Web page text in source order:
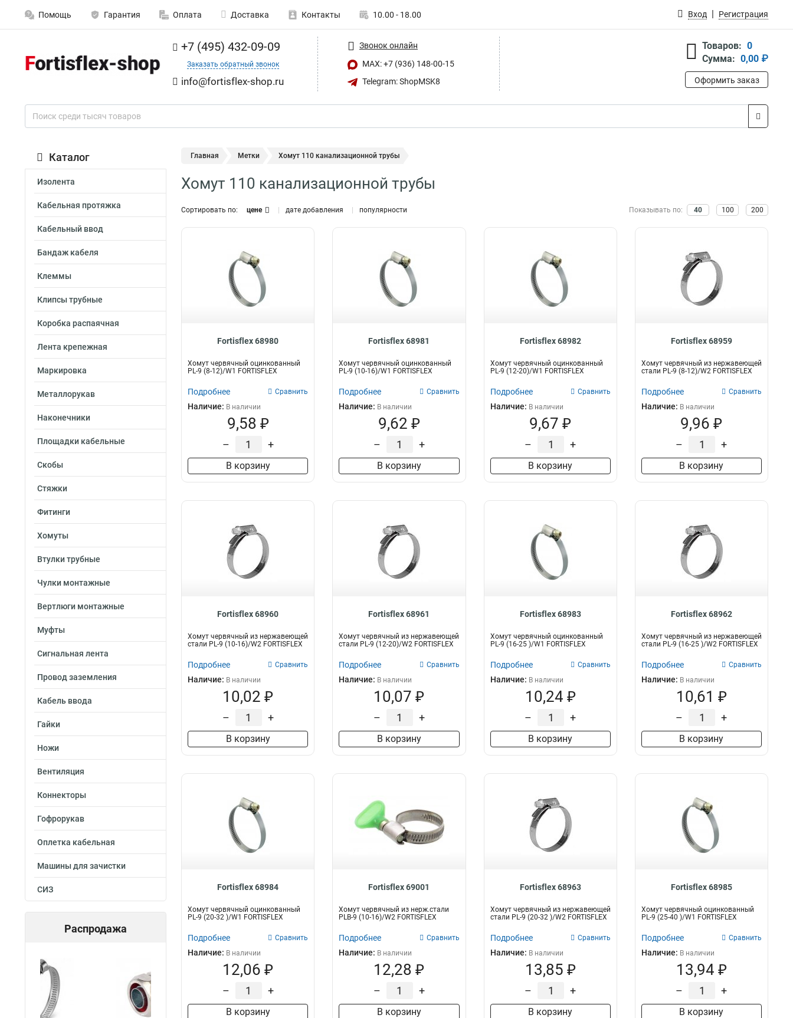
Помощь Гарантия Оплата Доставка Контакты 10.00 - 18.00 Вход Регистрация
+7 (495) 432-09-09
Заказать обратный звонок
info@fortisflex-shop.ru
Звонок онлайн
MAX: +7 (936) 148-00-15
Telegram: ShopMSK8
Товаров: 0
Сумма: 0,00 ₽
Оформить заказ
Каталог
Изолента
Кабельная протяжка
Кабельный ввод
Бандаж кабеля
Клеммы
Клипсы трубные
Коробка распаячная
Лента крепежная
Маркировка
Металлорукав
Наконечники
Площадки кабельные
Скобы
Стяжки
Фитинги
Хомуты
Втулки трубные
Чулки монтажные
Вертлюги монтажные
Муфты
Сигнальная лента
Провод заземления
Кабель ввода
Гайки
Ножи
Вентиляция
Коннекторы
Гофрорукав
Оплетка кабельная
Машины для зачистки
СИЗ
Распродажа
Главная Метки Хомут 110 канализационной трубы
Хомут 110 канализационной трубы
Сортировать по: цене дате добавления популярности Показывать по: 40 100 200
Fortisflex 68980
Хомут червячный оцинкованный
PL-9 (8-12)/W1 FORTISFLEX
Подробнее Сравнить
Наличие: В наличии
9,58 ₽
– +
В корзину
Fortisflex 68981
Хомут червячный оцинкованный
PL-9 (10-16)/W1 FORTISFLEX
Подробнее Сравнить
Наличие: В наличии
9,62 ₽
– +
В корзину
Fortisflex 68982
Хомут червячный оцинкованный
PL-9 (12-20)/W1 FORTISFLEX
Подробнее Сравнить
Наличие: В наличии
9,67 ₽
– +
В корзину
Fortisflex 68959
Хомут червячный из нержавеющей
стали PL-9 (8-12)/W2 FORTISFLEX
Подробнее Сравнить
Наличие: В наличии
9,96 ₽
– +
В корзину
Fortisflex 68960
Хомут червячный из нержавеющей
стали PL-9 (10-16)/W2 FORTISFLEX
Подробнее Сравнить
Наличие: В наличии
10,02 ₽
– +
В корзину
Fortisflex 68961
Хомут червячный из нержавеющей
стали PL-9 (12-20)/W2 FORTISFLEX
Подробнее Сравнить
Наличие: В наличии
10,07 ₽
– +
В корзину
Fortisflex 68983
Хомут червячный оцинкованный
PL-9 (16-25 )/W1 FORTISFLEX
Подробнее Сравнить
Наличие: В наличии
10,24 ₽
– +
В корзину
Fortisflex 68962
Хомут червячный из нержавеющей
стали PL-9 (16-25 )/W2 FORTISFLEX
Подробнее Сравнить
Наличие: В наличии
10,61 ₽
– +
В корзину
Fortisflex 68984
Хомут червячный оцинкованный
PL-9 (20-32 )/W1 FORTISFLEX
Подробнее Сравнить
Наличие: В наличии
12,06 ₽
– +
В корзину
Fortisflex 69001
Хомут червячный из нерж.стали
PLB-9 (10-16)/W2 FORTISFLEX
Подробнее Сравнить
Наличие: В наличии
12,28 ₽
– +
В корзину
Fortisflex 68963
Хомут червячный из нержавеющей
стали PL-9 (20-32 )/W2 FORTISFLEX
Подробнее Сравнить
Наличие: В наличии
13,85 ₽
– +
В корзину
Fortisflex 68985
Хомут червячный оцинкованный
PL-9 (25-40 )/W1 FORTISFLEX
Подробнее Сравнить
Наличие: В наличии
13,94 ₽
– +
В корзину